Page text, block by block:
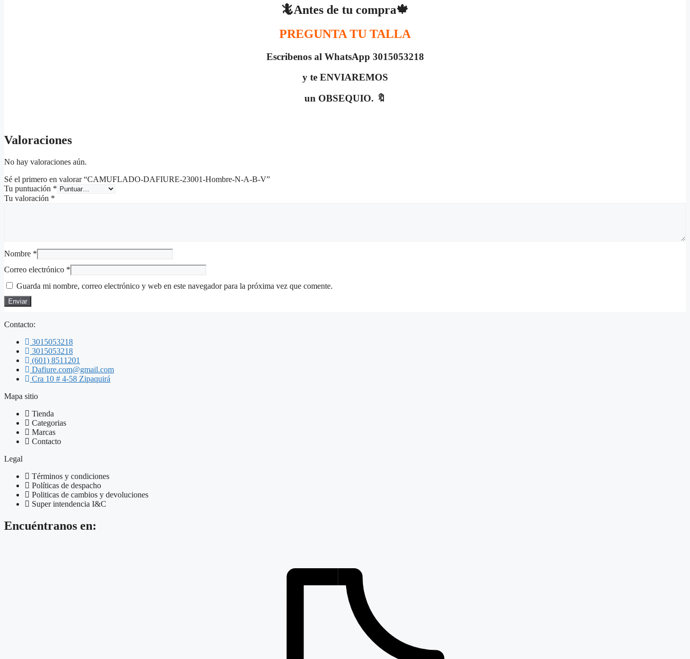
🦎Antes de tu compra🍁
PREGUNTA TU TALLA
Escribenos al WhatsApp 3015053218
y te ENVIAREMOS
un OBSEQUIO. 🔖
Valoraciones
No hay valoraciones aún.
Sé el primero en valorar “CAMUFLADO-DAFIURE-23001-Hombre-N-A-B-V”
Tu puntuación *
Tu valoración *
Nombre *
Correo electrónico *
Guarda mi nombre, correo electrónico y web en este navegador para la próxima vez que comente.
Contacto:
3015053218
3015053218
(601) 8511201
Dafiure.com@gmail.com
Cra 10 # 4-58 Zipaquirá
Mapa sitio
Tienda
Categorias
Marcas
Contacto
Legal
Términos y condiciones
Políticas de despacho
Politicas de cambios y devoluciones
Super intendencia I&C
Encuéntranos en: